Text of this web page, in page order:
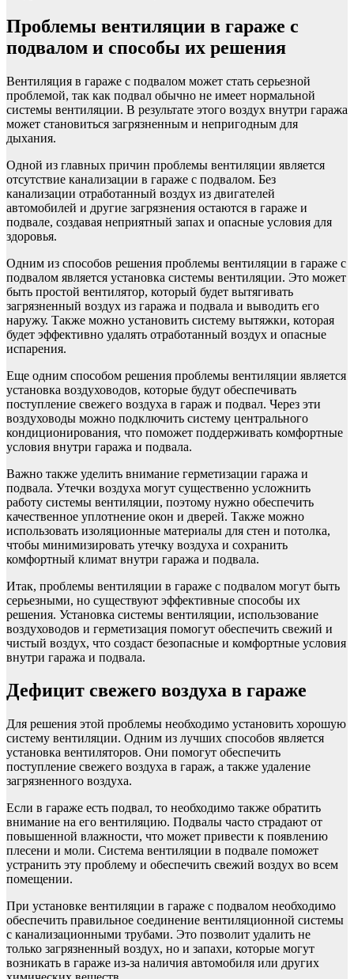
Проблемы вентиляции в гараже с
подвалом и способы их решения
Вентиляция в гараже с подвалом может стать серьезной
проблемой, так как подвал обычно не имеет нормальной
системы вентиляции. В результате этого воздух внутри гаража
может становиться загрязненным и непригодным для
дыхания.
Одной из главных причин проблемы вентиляции является
отсутствие канализации в гараже с подвалом. Без
канализации отработанный воздух из двигателей
автомобилей и другие загрязнения остаются в гараже и
подвале, создавая неприятный запах и опасные условия для
здоровья.
Одним из способов решения проблемы вентиляции в гараже с
подвалом является установка системы вентиляции. Это может
быть простой вентилятор, который будет вытягивать
загрязненный воздух из гаража и подвала и выводить его
наружу. Также можно установить систему вытяжки, которая
будет эффективно удалять отработанный воздух и опасные
испарения.
Еще одним способом решения проблемы вентиляции является
установка воздуховодов, которые будут обеспечивать
поступление свежего воздуха в гараж и подвал. Через эти
воздуховоды можно подключить систему центрального
кондиционирования, что поможет поддерживать комфортные
условия внутри гаража и подвала.
Важно также уделить внимание герметизации гаража и
подвала. Утечки воздуха могут существенно усложнить
работу системы вентиляции, поэтому нужно обеспечить
качественное уплотнение окон и дверей. Также можно
использовать изоляционные материалы для стен и потолка,
чтобы минимизировать утечку воздуха и сохранить
комфортный климат внутри гаража и подвала.
Итак, проблемы вентиляции в гараже с подвалом могут быть
серьезными, но существуют эффективные способы их
решения. Установка системы вентиляции, использование
воздуховодов и герметизация помогут обеспечить свежий и
чистый воздух, что создаст безопасные и комфортные условия
внутри гаража и подвала.
Дефицит свежего воздуха в гараже
Для решения этой проблемы необходимо установить хорошую
систему вентиляции. Одним из лучших способов является
установка вентиляторов. Они помогут обеспечить
поступление свежего воздуха в гараж, а также удаление
загрязненного воздуха.
Если в гараже есть подвал, то необходимо также обратить
внимание на его вентиляцию. Подвалы часто страдают от
повышенной влажности, что может привести к появлению
плесени и моли. Система вентиляции в подвале поможет
устранить эту проблему и обеспечить свежий воздух во всем
помещении.
При установке вентиляции в гараже с подвалом необходимо
обеспечить правильное соединение вентиляционной системы
с канализационными трубами. Это позволит удалить не
только загрязненный воздух, но и запахи, которые могут
возникать в гараже из-за наличия автомобиля или других